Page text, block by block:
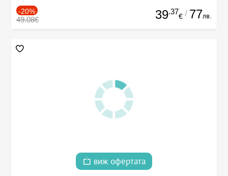
-20%
49.08€ 39.37
€ / 77лв.
виж офертата